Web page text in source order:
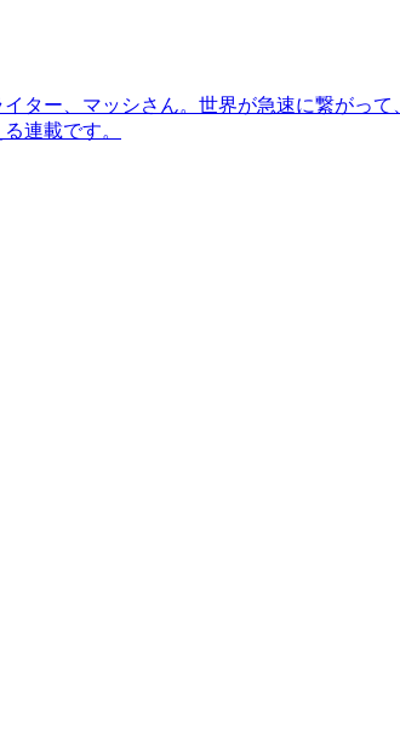
ター、マッシさん。世界が急速に繋がっ
連載です。